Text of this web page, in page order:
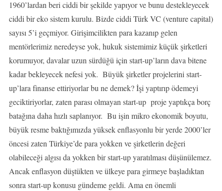
1960’lardan beri ciddi bir şekilde yapıyor ve bunu destekleyecek
ciddi bir eko sistem kurulu. Bizde ciddi Türk VC (venture capital)
sayısı 5’i geçmiyor. Girişimcilikten para kazanıp gelen
mentörlerimiz neredeyse yok, hukuk sistemimiz küçük şirketleri
korumuyor, davalar uzun sürdüğü için start-up’ların dava bitene
kadar bekleyecek nefesi yok. Büyük şirketler projelerini start-
up’lara finanse ettiriyorlar bu ne demek? İşi yaptırıp ödemeyi
geciktiriyorlar, zaten parası olmayan start-up proje yaptıkça borç
batağına daha hızlı saplanıyor. Bu işin mikro ekonomik boyutu,
büyük resme baktığımızda yüksek enflasyonlu bir yerde 2000’ler
öncesi zaten Türkiye’de para yokken ve şirketlerin değeri
olabileceği algısı da yokken bir start-up yaratılması düşünülemez.
Ancak enflasyon düştükten ve ülkeye para girmeye başladıktan
sonra start-up konusu gündeme geldi. Ama en önemli